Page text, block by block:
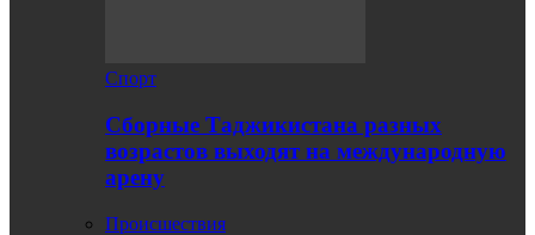
Спорт
Сборные Таджикистана разных
возрастов выходят на международную
арену
Происшествия